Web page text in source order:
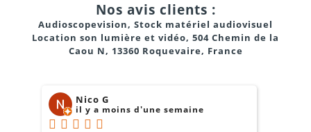
Nos avis clients :
Audioscopevision, Stock matériel audiovisuel
Location son lumière et vidéo, 504 Chemin de la
Caou N, 13360 Roquevaire, France
Nico G
il y a moins d'une semaine